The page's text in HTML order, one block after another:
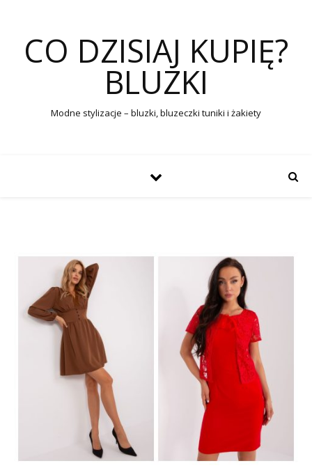
CO DZISIAJ KUPIĘ?
BLUZKI
Modne stylizacje – bluzki, bluzeczki tuniki i żakiety